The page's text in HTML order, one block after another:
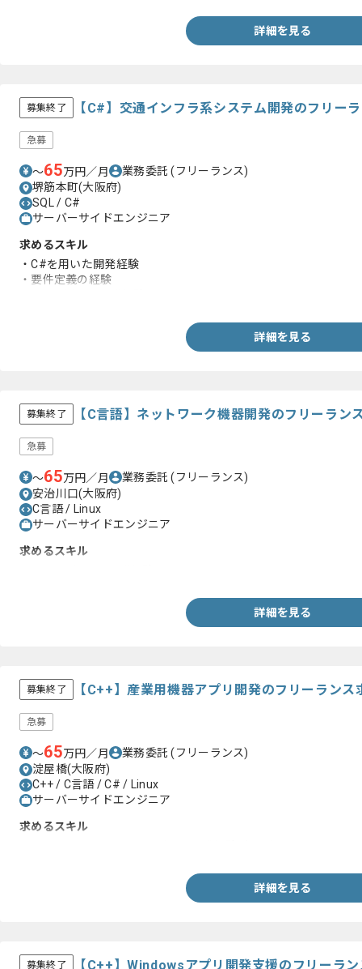
詳細を見る
募集終了 【C#】交通インフラ系システム開発のフリー
急募
〜65万円／月 業務委託(フリーランス)
堺筋本町(大阪府)
SQL / C#
サーバーサイドエンジニア
求めるスキル
・C#を用いた開発経験
・要件定義の経験
詳細を見る
募集終了 【C言語】ネットワーク機器開発のフリーラン
急募
〜65万円／月 業務委託(フリーランス)
安治川口(大阪府)
C言語 / Linux
サーバーサイドエンジニア
求めるスキル
詳細を見る
募集終了 【C++】産業用機器アプリ開発のフリーランス
急募
〜65万円／月 業務委託(フリーランス)
淀屋橋(大阪府)
C++ / C言語 / C# / Linux
サーバーサイドエンジニア
求めるスキル
詳細を見る
募集終了 【C++】Windowsアプリ開発支援のフリーラ